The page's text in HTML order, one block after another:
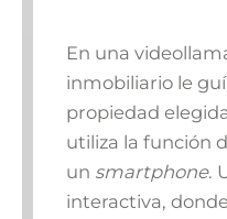
En una
inmobiliario le
propiedad
utiliza la función
un smartphone.
interactiva,